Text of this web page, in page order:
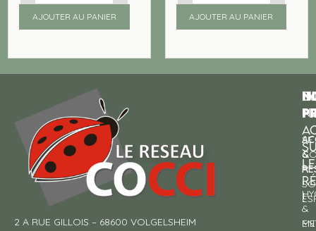
AJOUTER AU PANIER AJOUTER AU PANIER
2 A RUE GILLOIS – 68600 VOLGELSHEIM
&
&
SE
À
!